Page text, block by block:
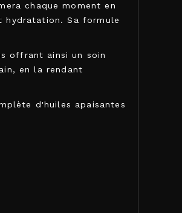
chaque moment en
hydratation. Sa formule
offrant ainsi un soin
en la rendant
d'huiles apaisantes